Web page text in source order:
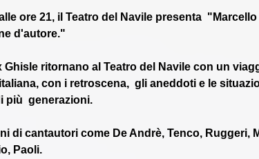
ore 21, il Teatro del Navile presenta
d'autore."
Ghisle ritornano al Teatro del Navile con un
con i retroscena,  gli aneddoti e le
più  generazioni.
di cantautori come De Andrè, Tenco, Ruggeri,
Paoli.